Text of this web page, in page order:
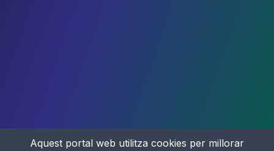
Aquest portal web utilitza cookies per millorar